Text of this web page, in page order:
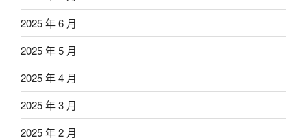
2025 年 6 月
2025 年 5 月
2025 年 4 月
2025 年 3 月
2025 年 2 月